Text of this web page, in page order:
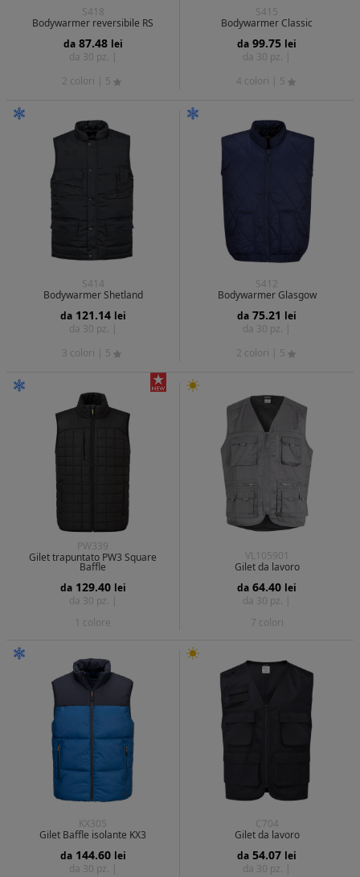
S418
Bodywarmer reversibile RS
da 87.48 lei
da 30 pz. |
2 colori
| 5
S415
Bodywarmer Classic
da 99.75 lei
da 30 pz. |
4 colori
| 5
S414
Bodywarmer Shetland
da 121.14 lei
da 30 pz. |
3 colori
| 5
S412
Bodywarmer Glasgow
da 75.21 lei
da 30 pz. |
2 colori
| 5
PW339
Gilet trapuntato PW3 Square
Baffle
da 129.40 lei
da 30 pz. |
1 colore
VL105901
Gilet da lavoro
da 64.40 lei
da 30 pz. |
7 colori
KX305
Gilet Baffle isolante KX3
da 144.60 lei
da 30 pz. |
C704
Gilet da lavoro
da 54.07 lei
da 30 pz. |